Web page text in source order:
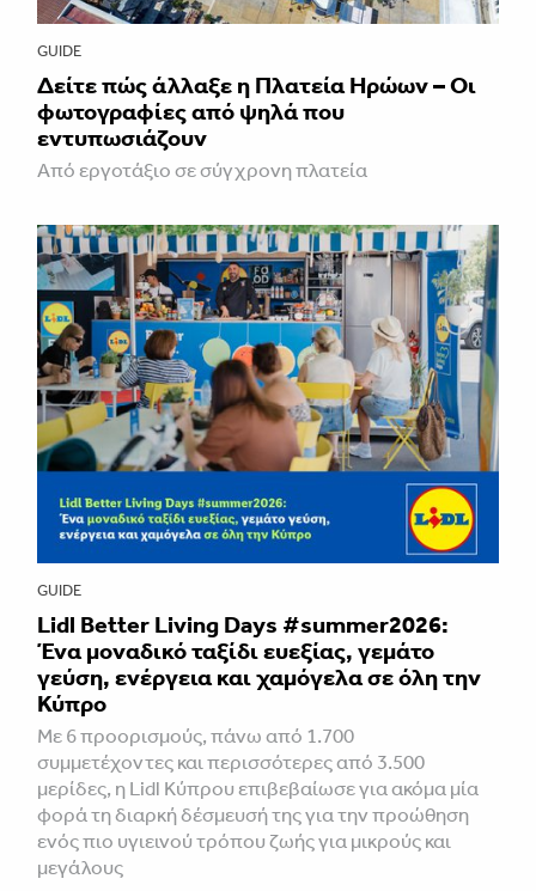
GUIDE
Δείτε πώς άλλαξε η Πλατεία Ηρώων – Οι
φωτογραφίες από ψηλά που
εντυπωσιάζουν
Από εργοτάξιο σε σύγχρονη πλατεία
GUIDE
Lidl Better Living Days #summer2026:
Ένα μοναδικό ταξίδι ευεξίας, γεμάτο
γεύση, ενέργεια και χαμόγελα σε όλη την
Κύπρο
Με 6 προορισμούς, πάνω από 1.700
συμμετέχοντες και περισσότερες από 3.500
μερίδες, η Lidl Κύπρου επιβεβαίωσε για ακόμα μία
φορά τη διαρκή δέσμευσή της για την προώθηση
ενός πιο υγιεινού τρόπου ζωής για μικρούς και
μεγάλους